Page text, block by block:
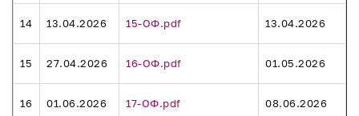
14 13.04.2026 15-ОФ.pdf 13.04.2026
15 27.04.2026 16-ОФ.pdf 01.05.2026
16 01.06.2026 17-ОФ.pdf 08.06.2026